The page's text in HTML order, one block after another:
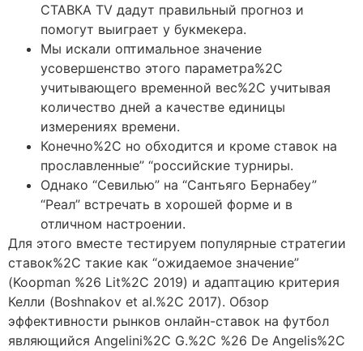
СТАВКА TV дадут правильный прогноз и
помогут выиграет у букмекера.
Мы искали оптимальное значение
усовершенство этого параметра%2C
учитывающего временной вес%2C учитывая
количество дней а качестве единицы
измерениях времени.
Конечно%2C но обходится и кроме ставок на
прославленные” “российские турниры.
Однако “Севилью” на “Сантьяго Бернабеу”
“Реал” встречать в хорошей форме и в
отличном настроении.
Для этого вместе тестируем популярные стратегии
ставок%2C такие как “ожидаемое значение”
(Koopman %26 Lit%2C 2019) и адаптацию критерия
Келли (Boshnakov et al.%2C 2017). Обзор
эффективности рынков онлайн-ставок на футбол
являющийся Angelini%2C G.%2C %26 De Angelis%2C